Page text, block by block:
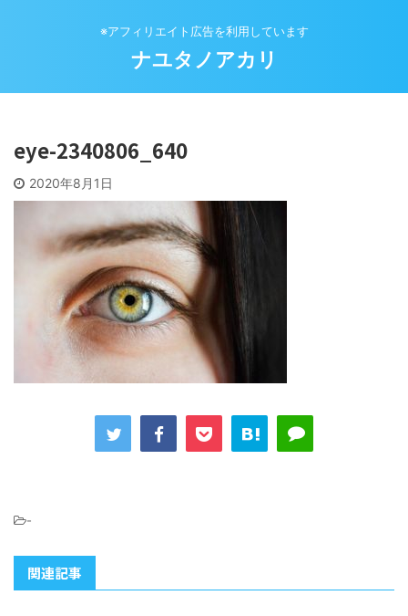
※アフィリエイト広告を利用しています
ナユタノアカリ
eye-2340806_640
2020年8月1日
-
関連記事